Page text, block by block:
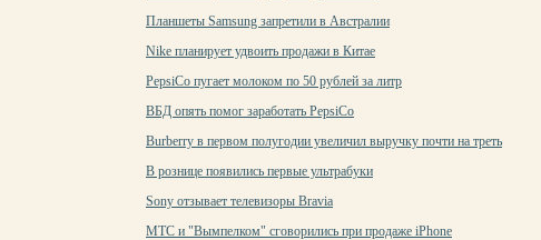
Планшеты Samsung запретили в Австралии
Nike планирует удвоить продажи в Китае
PepsiCo пугает молоком по 50 рублей за литр
ВБД опять помог заработать PepsiCo
Burberry в первом полугодии увеличил выручку почти на треть
В рознице появились первые ультрабуки
Sony отзывает телевизоры Bravia
МТС и "Вымпелком" сговорились при продаже iPhone